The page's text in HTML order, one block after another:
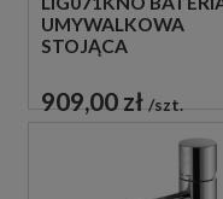
UMYWALKOWA
STOJĄCA
CZARNA
909,00 zł szt.